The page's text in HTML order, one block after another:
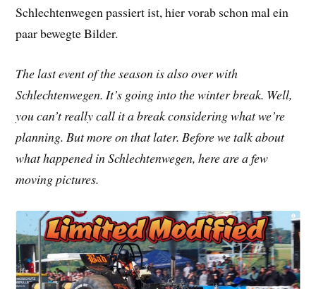
Schlechtenwegen passiert ist, hier vorab schon mal ein
paar bewegte Bilder.
The last event of the season is also over with
Schlechtenwegen. It’s going into the winter break. Well,
you can’t really call it a break considering what we’re
planning. But more on that later. Before we talk about
what happened in Schlechtenwegen, here are a few
moving pictures.